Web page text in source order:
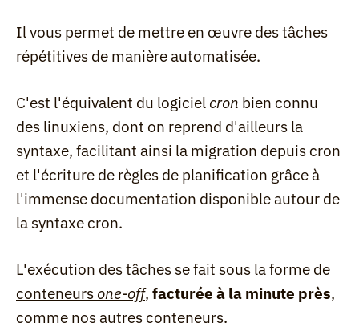
Il vous permet de mettre en œuvre des tâches
répétitives de manière automatisée.
C'est l'équivalent du logiciel cron bien connu
des linuxiens, dont on reprend d'ailleurs la
syntaxe, facilitant ainsi la migration depuis cron
et l'écriture de règles de planification grâce à
l'immense documentation disponible autour de
la syntaxe cron.
conteneurs one-off, facturée à la minute près,
comme nos autres conteneurs.